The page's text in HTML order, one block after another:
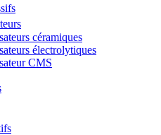
céramiques
électrolytiques
CMS